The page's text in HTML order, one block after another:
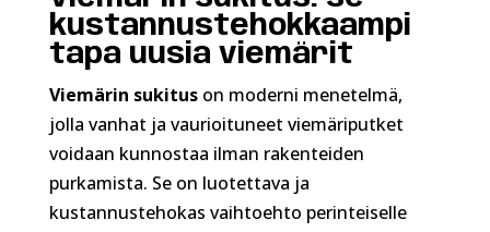
kustannustehokkaampi
tapa uusia viemärit
Viemärin sukituson moderni menetelmä,
jolla vanhat ja vaurioituneet viemäriputket
voidaan kunnostaa ilman rakenteiden
purkamista. Se on luotettava ja
kustannustehokas vaihtoehto perinteiselle